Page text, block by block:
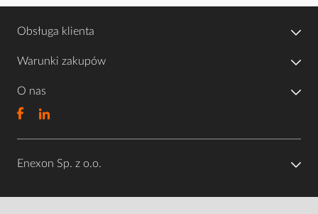
Obsługa klienta
Warunki zakupów
O nas
Enexon Sp. z o.o.